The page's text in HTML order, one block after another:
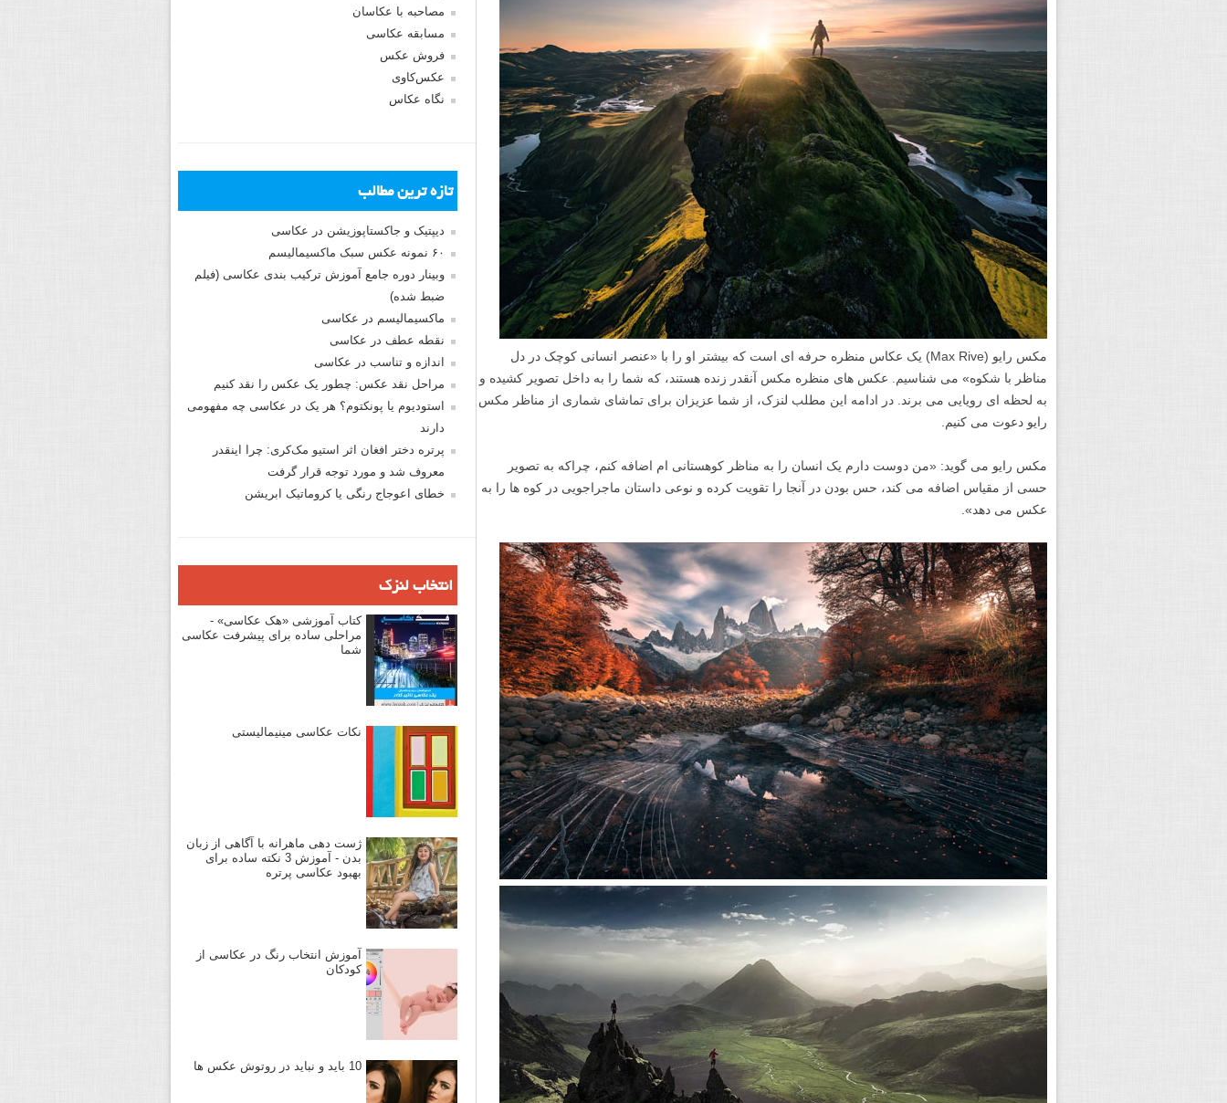
مکس رایو (Max Rive) یک عکاس منظره حرفه ای است که بیشتر او را با «عنصر انسانی کوچک در دل
مناظر با شکوه» می شناسیم. عکس های منظره مکس آنقدر زنده هستند، که شما را به داخل تصویر کشیده و
به لحظه ای رویایی می برند. در ادامه این مطلب لنزک، از شما عزیزان برای تماشای شماری از مناظر مکس
رایو دعوت می کنیم.
مکس رایو می گوید: «من دوست دارم یک انسان را به مناظر کوهستانی ام اضافه کنم، چراکه به تصویر
حسی از مقیاس اضافه می کند، حس بودن در آنجا را تقویت کرده و نوعی داستان ماجراجویی در کوه ها را به
عکس می دهد».
مصاحبه با عکاسان
مسابقه عکاسی
فروش عکس
عکس‌کاوی
نگاه عکاس
تازه ترین مطالب
دیپتیک و جاکستا‌پوزیشن در عکاسی
۶۰ نمونه عکس سبک ماکسیمالیسم
وبینار دوره جامع آموزش ترکیب بندی عکاسی (فیلم
ضبط شده)
ماکسیمالیسم در عکاسی
نقطه عطف در عکاسی
اندازه و تناسب در عکاسی
مراحل نقد عکس: چطور یک عکس را نقد کنیم
استودیوم یا پونکتوم؟ هر یک در عکاسی چه مفهومی
دارند
پرتره دختر افغان اثر استیو مک‌کری: چرا اینقدر
معروف شد و مورد توجه قرار گرفت
خطای اعوجاج رنگی یا کروماتیک ابریشن
انتخاب لنزک
کتاب آموزشی «هک عکاسی» -
مراحلی ساده برای پیشرفت عکاسی
شما
نکات عکاسی مینیمالیستی
ژست دهی ماهرانه با آگاهی از زبان
بدن - آموزش 3 نکته ساده برای
بهبود عکاسی پرتره
آموزش انتخاب رنگ در عکاسی از
کودکان
10 باید و نباید در روتوش عکس ها